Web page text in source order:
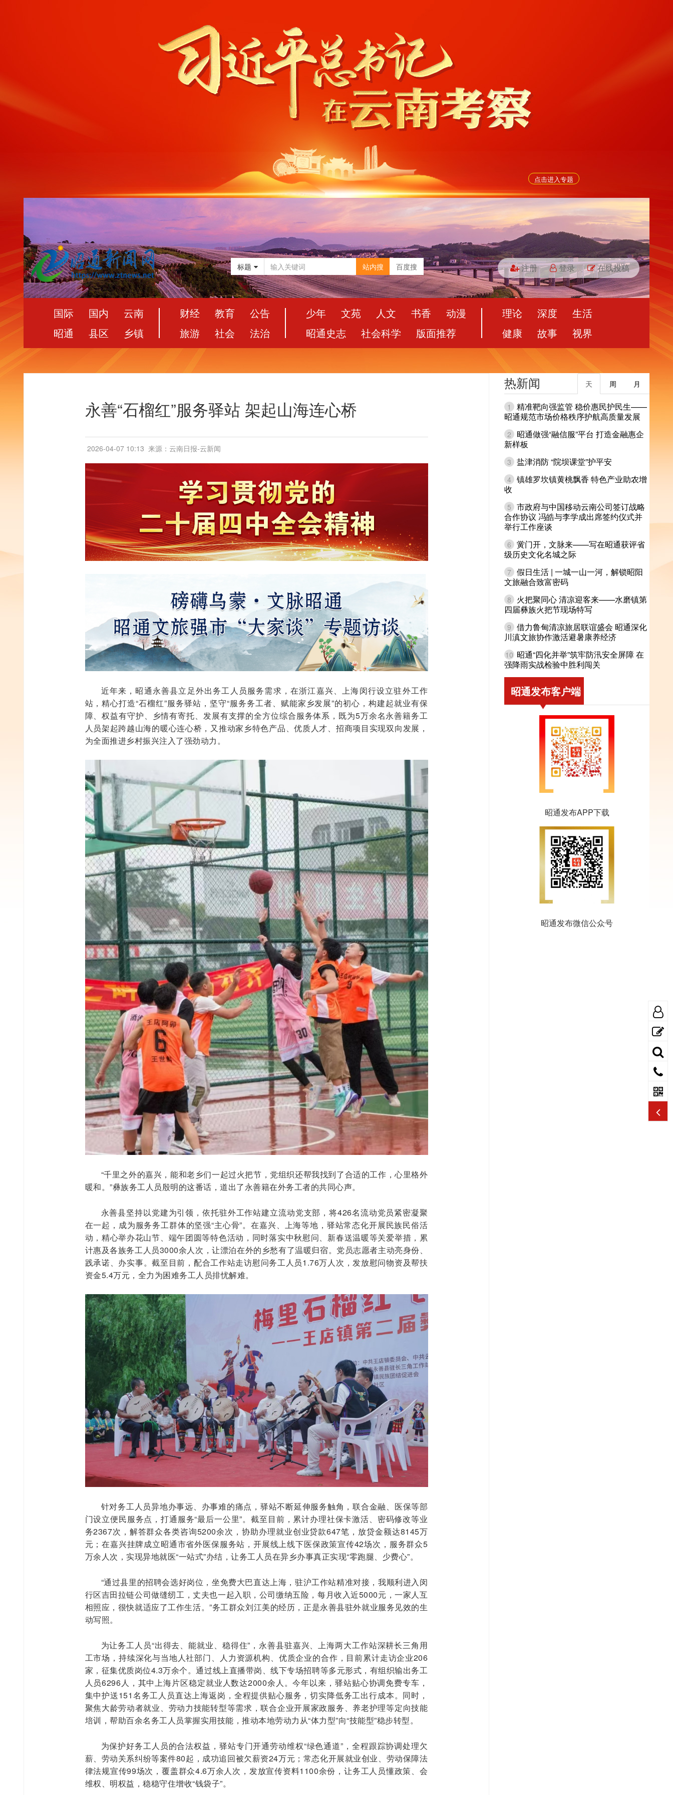
点击进入专题
标题 站内搜 百度搜 注册 登录 在线投稿
国际 国内
云南
昭通
县区 乡镇
财经 教育
公告
旅游
社会 法治
少年 文苑 人文 书香
动漫
昭通史志
社会科学 版面推荐
理论 深度
生活
健康
故事 视界
永善“石榴红”服务驿站 架起山海连心桥
2026-04-07 10:13 来源：云南日报-云新闻
近年来，昭通永善县立足外出务工人员服务需求，在浙江嘉兴、上海闵行设立驻外工作
站，精心打造“石榴红”服务驿站，坚守“服务务工者、赋能家乡发展”的初心，构建起就业有保
障、权益有守护、乡情有寄托、发展有支撑的全方位综合服务体系，既为5万余名永善籍务工
人员架起跨越山海的暖心连心桥，又推动家乡特色产品、优质人才、招商项目实现双向发展，
为全面推进乡村振兴注入了强劲动力。
“千里之外的嘉兴，能和老乡们一起过火把节，党组织还帮我找到了合适的工作，心里格外
暖和。”彝族务工人员殷明的这番话，道出了永善籍在外务工者的共同心声。
永善县坚持以党建为引领，依托驻外工作站建立流动党支部，将426名流动党员紧密凝聚
在一起，成为服务务工群体的坚强“主心骨”。在嘉兴、上海等地，驿站常态化开展民族民俗活
动，精心举办花山节、端午团圆等特色活动，同时落实中秋慰问、新春送温暖等关爱举措，累
计惠及各族务工人员3000余人次，让漂泊在外的乡愁有了温暖归宿。党员志愿者主动亮身份、
践承诺、办实事。截至目前，配合工作站走访慰问务工人员1.76万人次，发放慰问物资及帮扶
资金5.4万元，全力为困难务工人员排忧解难。
针对务工人员异地办事远、办事难的痛点，驿站不断延伸服务触角，联合金融、医保等部
门设立便民服务点，打通服务“最后一公里”。截至目前，累计办理社保卡激活、密码修改等业
务2367次，解答群众各类咨询5200余次，协助办理就业创业贷款647笔，放贷金额达8145万
元；在嘉兴挂牌成立昭通市省外医保服务站，开展线上线下医保政策宣传42场次，服务群众5
万余人次，实现异地就医“一站式”办结，让务工人员在异乡办事真正实现“零跑腿、少费心”。
“通过县里的招聘会选好岗位，坐免费大巴直达上海，驻沪工作站精准对接，我顺利进入闵
行区吉田拉链公司做缝纫工，丈夫也一起入职，公司缴纳五险，每月收入近5000元，一家人互
相照应，很快就适应了工作生活。”务工群众刘江美的经历，正是永善县驻外就业服务见效的生
动写照。
为让务工人员“出得去、能就业、稳得住”，永善县驻嘉兴、上海两大工作站深耕长三角用
工市场，持续深化与当地人社部门、人力资源机构、优质企业的合作，目前累计走访企业206
家，征集优质岗位4.3万余个。通过线上直播带岗、线下专场招聘等多元形式，有组织输出务工
人员6296人，其中上海片区稳定就业人数达2000余人。今年以来，驿站贴心协调免费专车，
集中护送151名务工人员直达上海返岗，全程提供贴心服务，切实降低务工出行成本。同时，
聚焦大龄劳动者就业、劳动力技能转型等需求，联合企业开展家政服务、养老护理等定向技能
培训，帮助百余名务工人员掌握实用技能，推动本地劳动力从“体力型”向“技能型”稳步转型。
为保护好务工人员的合法权益，驿站专门开通劳动维权“绿色通道”，全程跟踪协调处理欠
薪、劳动关系纠纷等案件80起，成功追回被欠薪资24万元；常态化开展就业创业、劳动保障法
律法规宣传99场次，覆盖群众4.6万余人次，发放宣传资料1100余份，让务工人员懂政策、会
维权、明权益，稳稳守住增收“钱袋子”。
热新闻 月
周
天
1
精准靶向强监管 稳价惠民护民生——
昭通规范市场价格秩序护航高质量发展
2
昭通做强“融信服”平台 打造金融惠企
新样板
3 盐津消防 “院坝课堂”护平安
4 镇雄罗坎镇黄桃飘香 特色产业助农增
收
5 市政府与中国移动云南公司签订战略
合作协议 冯皓与李学成出席签约仪式并
举行工作座谈
6 黉门开，文脉来——写在昭通获评省
级历史文化名城之际
7 假日生活 | 一城一山一河，解锁昭阳
文旅融合致富密码
8
火把聚同心 清凉迎客来——水磨镇第
四届彝族火把节现场特写
9 借力鲁甸清凉旅居联谊盛会 昭通深化
川滇文旅协作激活避暑康养经济
10 昭通“四化并举”筑牢防汛安全屏障 在
强降雨实战检验中胜利闯关
昭通发布客户端
昭通发布APP下载
昭通发布微信公众号